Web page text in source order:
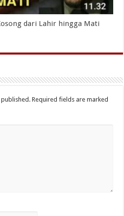
dari Lahir hingga Mati
Required fields are marked